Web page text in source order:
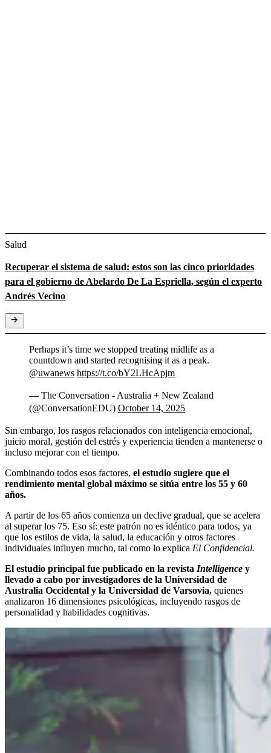
Salud
Recuperar el sistema de salud: estos son las cinco prioridades
para el gobierno de Abelardo De La Espriella, según el experto
Andrés Vecino
Perhaps it’s time we stopped treating midlife as a
countdown and started recognising it as a peak.
@uwanews https://t.co/bY2LHcApjm
— The Conversation - Australia + New Zealand
(@ConversationEDU) October 14, 2025
Sin embargo, los rasgos relacionados con inteligencia emocional,
juicio moral, gestión del estrés y experiencia tienden a mantenerse o
incluso mejorar con el tiempo.
Combinando todos esos factores, el estudio sugiere que el
rendimiento mental global máximo se sitúa entre los 55 y 60
años.
A partir de los 65 años comienza un declive gradual, que se acelera
al superar los 75. Eso sí: este patrón no es idéntico para todos, ya
que los estilos de vida, la salud, la educación y otros factores
individuales influyen mucho, tal como lo explica El Confidencial.
El estudio principal fue publicado en la revista Intelligence y
llevado a cabo por investigadores de la Universidad de
Australia Occidental y la Universidad de Varsovia, quienes
analizaron 16 dimensiones psicológicas, incluyendo rasgos de
personalidad y habilidades cognitivas.